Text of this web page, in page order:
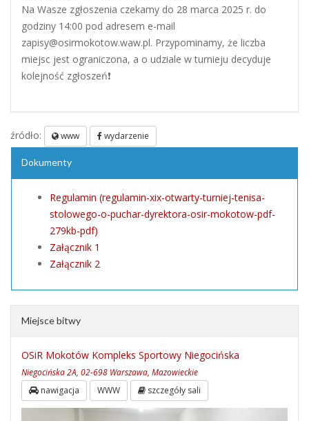
Na Wasze zgłoszenia czekamy do 28 marca 2025 r. do
godziny 14:00 pod adresem e-mail
zapisy@osirmokotow.waw.pl. Przypominamy, że liczba
miejsc jest ograniczona, a o udziale w turnieju decyduje
kolejność zgłoszeń❗️
źródło: www wydarzenie
Dokumenty
Regulamin (regulamin-xix-otwarty-turniej-tenisa-
stolowego-o-puchar-dyrektora-osir-mokotow-pdf-
279kb-pdf)
Załącznik 1
Załącznik 2
Miejsce bitwy
OSiR Mokotów Kompleks Sportowy Niegocińska
Niegocińska 2A, 02-698 Warszawa, Mazowieckie
nawigacja WWW szczegóły sali